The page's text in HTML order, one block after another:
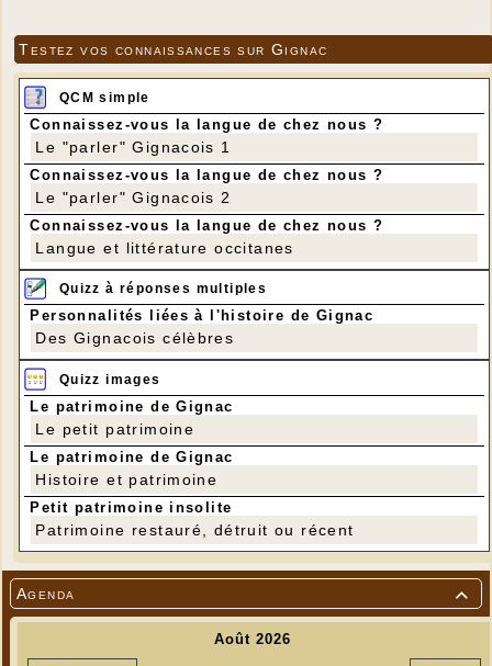

Agenda
Dénivelé positif de 350 m
Testez vos connaissances sur Gignac
QCM simple
Connaissez-vous la langue de chez nous ?
Le "parler" Gignacois 1
Connaissez-vous la langue de chez nous ?
Le "parler" Gignacois 2
Connaissez-vous la langue de chez nous ?
Langue et littérature occitanes
Quizz à réponses multiples
Personnalités liées à l'histoire de Gignac
Des Gignacois célèbres
Quizz images
Le patrimoine de Gignac
Le petit patrimoine
Le patrimoine de Gignac
Histoire et patrimoine
Petit patrimoine insolite
Patrimoine restauré, détruit ou récent